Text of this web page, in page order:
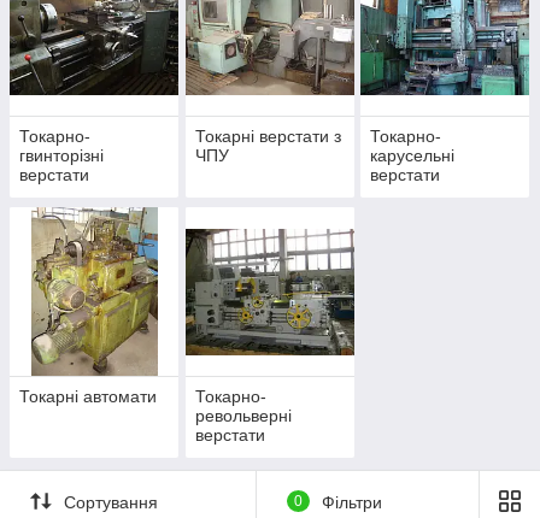
Токарно-
гвинторізні
верстати
Токарні верстати з
ЧПУ
Токарно-
карусельні
верстати
Токарні автомати
Токарно-
револьверні
верстати
Сортування 0 Фільтри